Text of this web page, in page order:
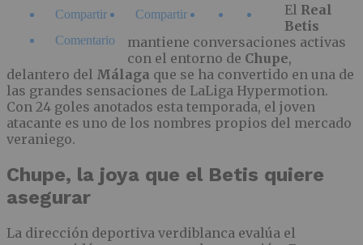
Compartir
Compartir
Comentario
El Real
Betis
mantiene conversaciones activas
con el entorno de Chupe,
delantero del Málaga que se ha convertido en una de
las grandes sensaciones de LaLiga Hypermotion.
Con 24 goles anotados esta temporada, el joven
atacante es uno de los nombres propios del mercado
veraniego.
Chupe, la joya que el Betis quiere
asegurar
La dirección deportiva verdiblanca evalúa el